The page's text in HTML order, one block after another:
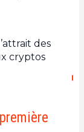
des
cryptos